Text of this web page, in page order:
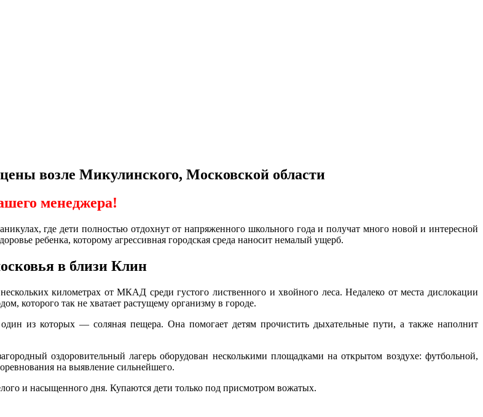
возле Микулинского, Московской области
менеджера!
где дети полностью отдохнут от напряженного школьного года и получат много новой и интересной
ребенка, которому агрессивная городская среда наносит немалый ущерб.
в близи Клин
километрах от МКАД среди густого лиственного и хвойного леса. Недалеко от места дислокации
которого так не хватает растущему организму в городе.
из которых — соляная пещера. Она помогает детям прочистить дыхательные пути, а также наполнит
оздоровительный лагерь оборудован несколькими площадками на открытом воздухе: футбольной,
на выявление сильнейшего.
и насыщенного дня. Купаются дети только под присмотром вожатых.